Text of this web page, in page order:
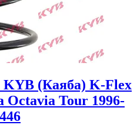
(Каяба) K-Flex
Octavia Tour 1996-